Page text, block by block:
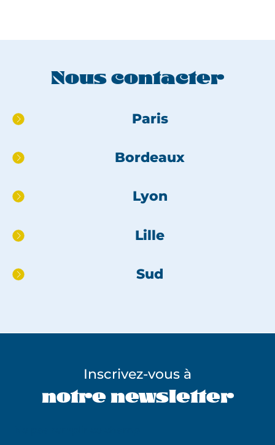
Nous contacter
Aller
directement
pied
Paris
Bordeaux
Lyon
Lille
Sud
Inscrivez-vous à
notre newsletter